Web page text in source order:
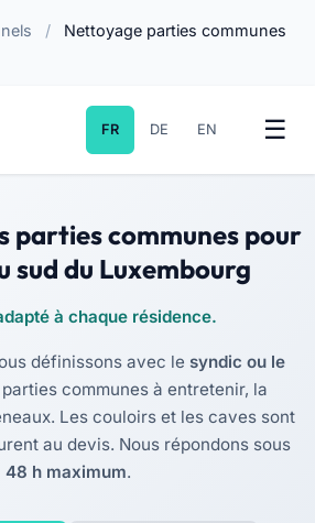
/
Nettoyage parties communes
FR DE EN
parties communes pour
sud du Luxembourg
à chaque résidence.
définissons avec le syndic ou le
communes à entretenir, la
Les couloirs et les caves sont
au devis. Nous répondons sous
48 h maximum.